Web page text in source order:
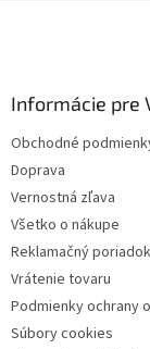
Informácie pre
Obchodné
Doprava
Vernostná zľava
Všetko o nákupe
Reklamačný poriadok
Vrátenie tovaru
Podmienky ochrany
Súbory cookies